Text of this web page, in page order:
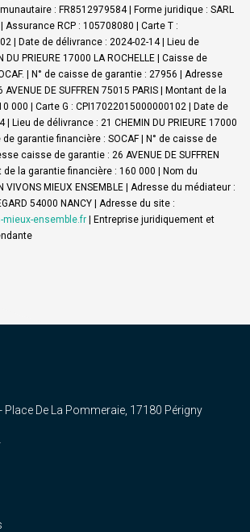
: FR8512979584 | Forme juridique : SARL
Assurance RCP : 105708080 | Carte T :
| Date de délivrance : 2024-02-14 | Lieu de
DU PRIEURE 17000 LA ROCHELLE | Caisse de
| N° de caisse de garantie : 27956 | Adresse
DE SUFFREN 75015 PARIS | Montant de la
000 | Carte G : CPI17022015000000102 | Date de
Lieu de délivrance : 21 CHEMIN DU PRIEURE 17000
de garantie financière : SOCAF | N° de caisse de
caisse de garantie : 26 AVENUE DE SUFFREN
de la garantie financière : 160 000 | Nom du
VIVONS MIEUX ENSEMBLE | Adresse du médiateur :
54000 NANCY | Adresse du site :
mieux-ensemble.fr | Entreprise juridiquement et
Place De La Pommeraie, 17180 Périgny